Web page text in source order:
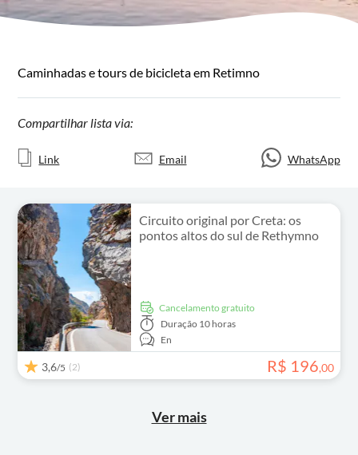
Caminhadas e tours de bicicleta em Retimno
Compartilhar lista via:
Link Email WhatsApp
Circuito original por Creta: os
pontos altos do sul de Rethymno
Cancelamento gratuito
Duração 10 horas
En
3,6/5 (2) R$ 196,00
Ver mais